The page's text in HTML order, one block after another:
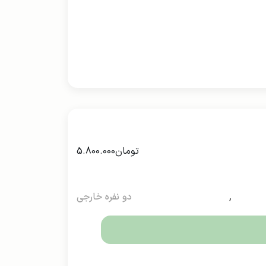
تومان5.800.000
, دو نفره خارجی